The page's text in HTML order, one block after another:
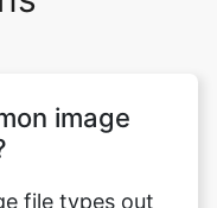
image
a TIFF are
like JPG or
The most